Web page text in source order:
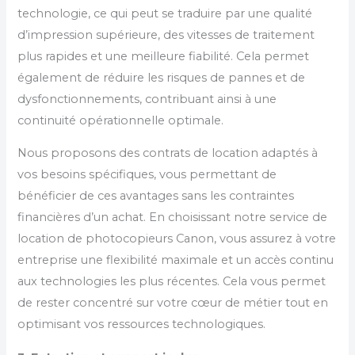
technologie, ce qui peut se traduire par une qualité
d’impression supérieure, des vitesses de traitement
plus rapides et une meilleure fiabilité. Cela permet
également de réduire les risques de pannes et de
dysfonctionnements, contribuant ainsi à une
continuité opérationnelle optimale.
Nous proposons des contrats de location adaptés à
vos besoins spécifiques, vous permettant de
bénéficier de ces avantages sans les contraintes
financières d’un achat. En choisissant notre service de
location de photocopieurs Canon, vous assurez à votre
entreprise une flexibilité maximale et un accès continu
aux technologies les plus récentes. Cela vous permet
de rester concentré sur votre cœur de métier tout en
optimisant vos ressources technologiques.